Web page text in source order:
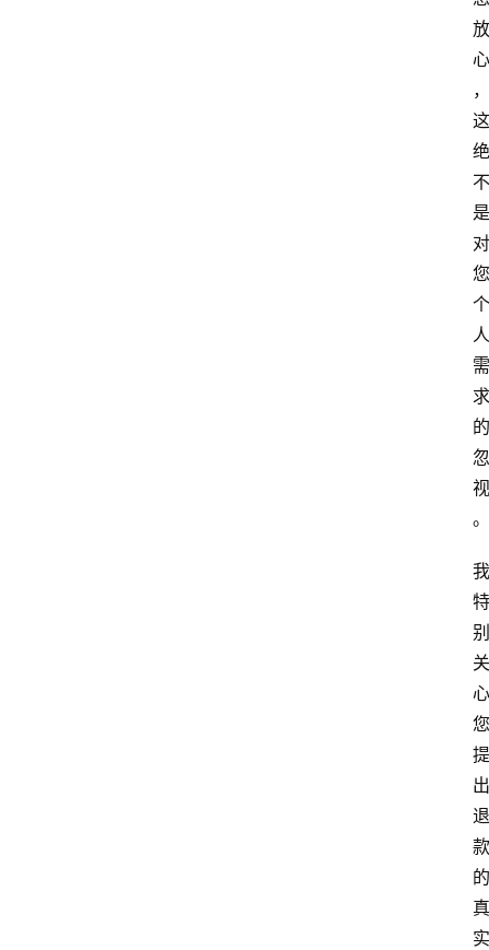
放
心
，
这
绝
不
是
对
您
个
人
需
求
的
忽
视
。
我
特
别
关
心
您
提
出
退
款
的
真
实